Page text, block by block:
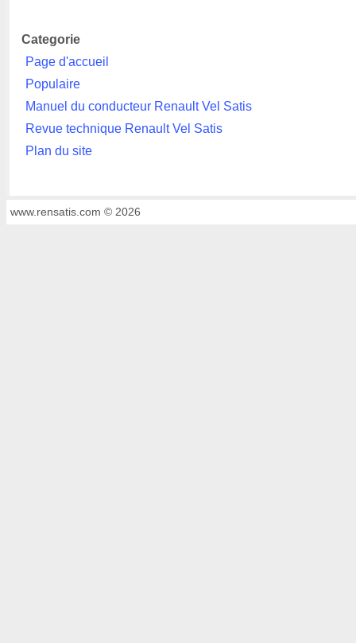
Categorie
Page d'accueil
Populaire
Manuel du conducteur Renault Vel Satis
Revue technique Renault Vel Satis
Plan du site
www.rensatis.com © 2026